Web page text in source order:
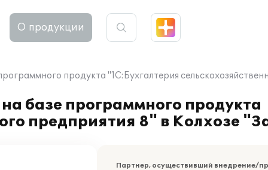
О продукции
продукта "1С:Бухгалтерия
базе программного продукта
предприятия 8" в Колхозе
Партнер, осуществивший внедрение/